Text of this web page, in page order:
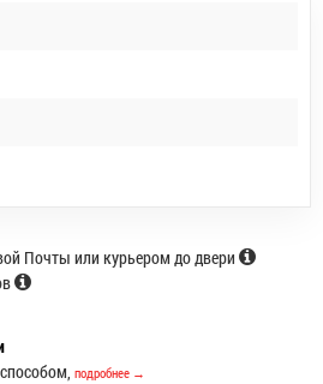
Почты или курьером до двери
подробнее →